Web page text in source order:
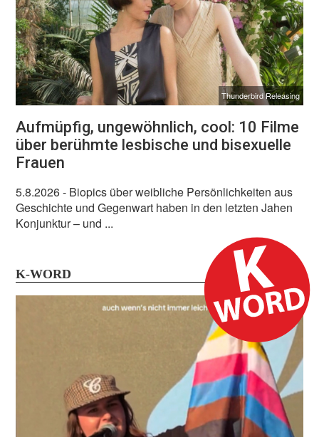
Thunderbird Releasing
Aufmüpfig, ungewöhnlich, cool: 10 Filme
über berühmte lesbische und bisexuelle
Frauen
5.8.2026- Biopics über weibliche Persönlichkeiten aus
Geschichte und Gegenwart haben in den letzten Jahen
Konjunktur – und ...
K-WORD